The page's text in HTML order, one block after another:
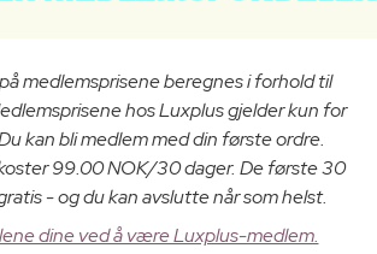
medlemsprisene beregnes i forhold til
hos Luxplus gjelder kun for
kan bli medlem med din første ordre.
99.00 NOK/30 dager. De første 30
- og du kan avslutte når som helst.
dine ved å være Luxplus-medlem.